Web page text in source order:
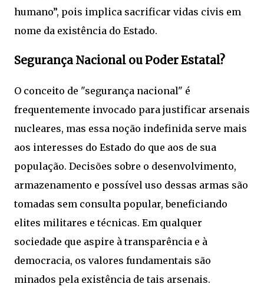
humano”, pois implica sacrificar vidas civis em
nome da existência do Estado.
Segurança Nacional ou Poder Estatal?
O conceito de "segurança nacional" é
frequentemente invocado para justificar arsenais
nucleares, mas essa noção indefinida serve mais
aos interesses do Estado do que aos de sua
população. Decisões sobre o desenvolvimento,
armazenamento e possível uso dessas armas são
tomadas sem consulta popular, beneficiando
elites militares e técnicas. Em qualquer
sociedade que aspire à transparência e à
democracia, os valores fundamentais são
minados pela existência de tais arsenais.